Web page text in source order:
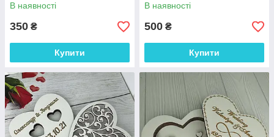
В наявності
350 ₴
Купити
В наявності
500 ₴
Купити